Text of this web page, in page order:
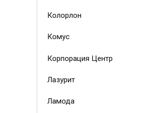
Колорлон
Комус
Корпорация Центр
Лазурит
Ламода